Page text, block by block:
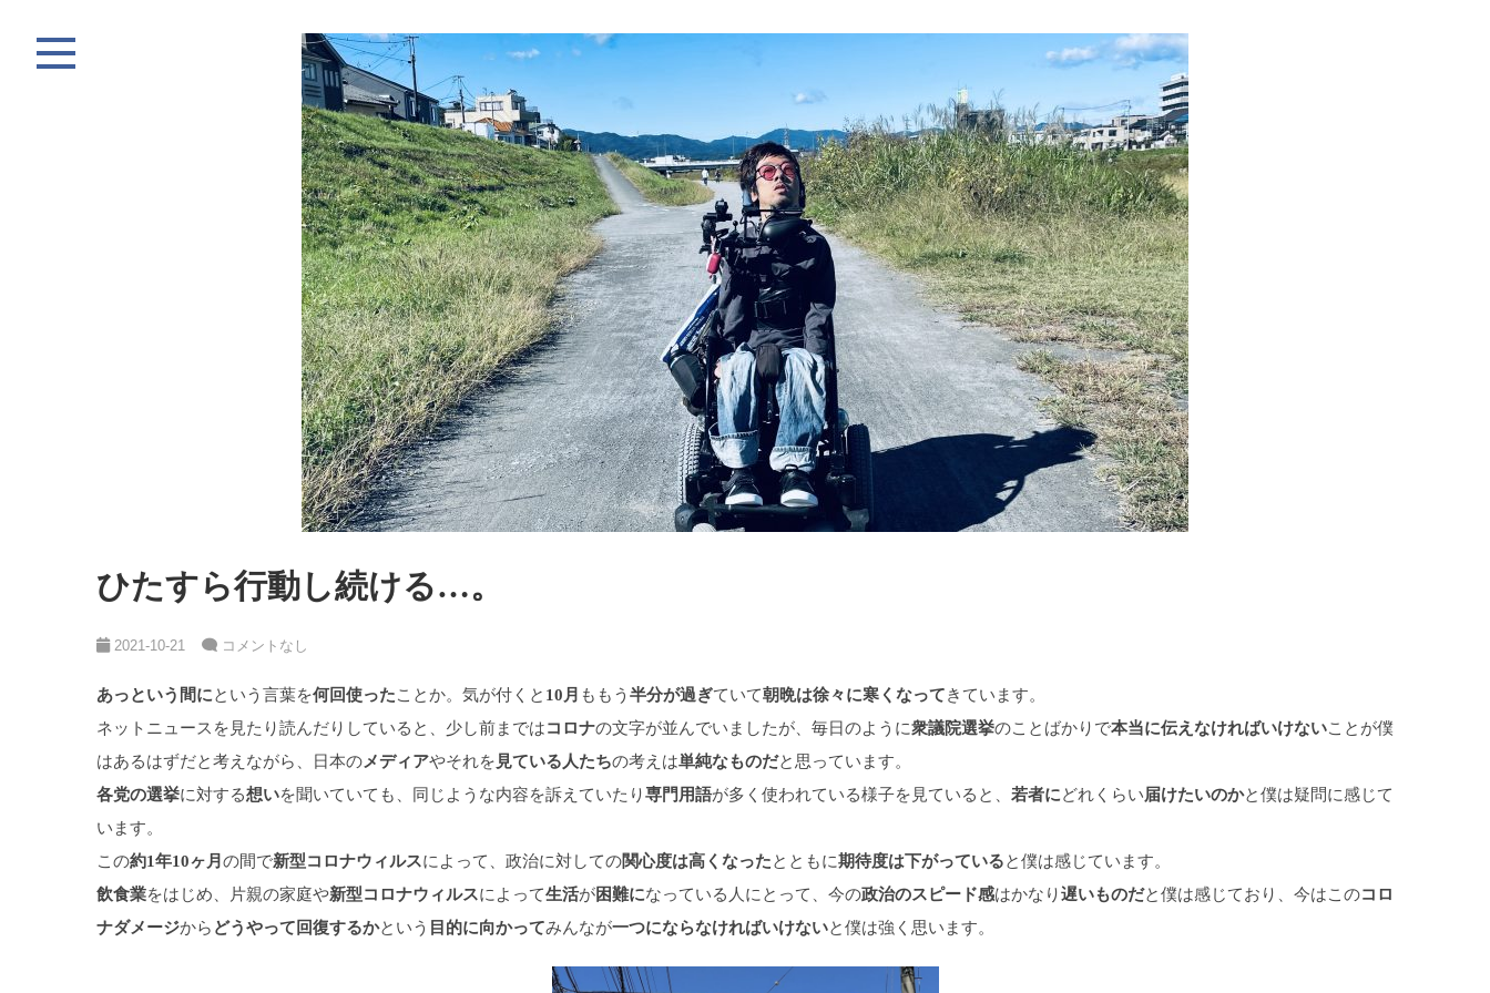
ひたすら行動し続ける…。
2021-10-21 コメントなし
あっという間にという言葉を何回使ったことか。気が付くと 10月 ももう 半分が過ぎていて朝晩は徐々に寒くなってきています。
ネットニュースを見たり読んだりしていると、少し前まではコロナの文字が並んでいましたが、毎日のように衆議院選挙のことばかりで本当に伝えなければいけないことが僕
はあるはずだと考えながら、日本のメディアやそれを 見ている人たちの考えは単純なものだと思っています。
各党の選挙に対する想いを聞いていても、同じような内容を訴えていたり専門用語が多く使われている様子を見ていると、 若者にどれくらい届けたいのかと僕は疑問に感じて
います。
この約1年10ヶ月 の間で新型コロナウィルスによって、政治に対しての関心度は高くなったとともに期待度は下がっていると僕は感じています。
飲食業をはじめ、片親の家庭や新型コロナウィルスによって生活が困難になっている人にとって、今の政治のスピード感はかなり遅いものだと僕は感じており、今はこのコロ
ナダメージから どうやって回復するかという 目的に向かってみんなが一つにならなければいけないと僕は強く思います。